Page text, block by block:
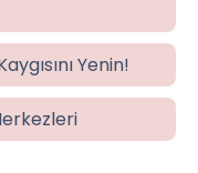
Yenin!